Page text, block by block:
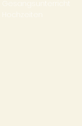
Gesangsunterricht
Hochzeiten